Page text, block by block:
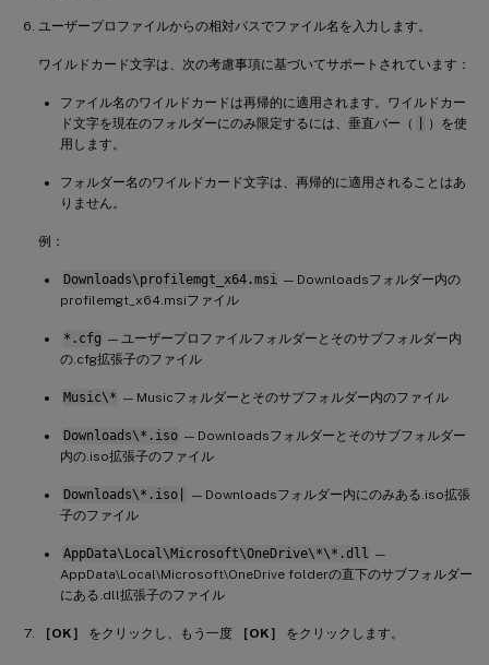
ユーザープロファイルからの相対パスでファイル名を入力します。
ワイルドカード文字は、次の考慮事項に基づいてサポートされています：
ファイル名のワイルドカードは再帰的に適用されます。ワイルドカー
ド文字を現在のフォルダーにのみ限定するには、垂直バー（
）を使
用します。
フォルダー名のワイルドカード文字は、再帰的に適用されることはあ
りません。
例：
Downloads\profilemgt_x64.msi — Downloadsフォルダー内の
profilemgt_x64.msiファイル
*.cfg — ユーザープロファイルフォルダーとそのサブフォルダー内
の.cfg拡張子のファイル
Music\* — Musicフォルダーとそのサブフォルダー内のファイル
Downloads\*.iso — Downloadsフォルダーとそのサブフォルダー
内の.iso拡張子のファイル
Downloads\*.iso|
— Downloadsフォルダー内にのみある.iso拡張
子のファイル
AppData\Local\Microsoft\OneDrive\*\*.dll
—
AppData\Local\Microsoft\OneDrive folderの直下のサブフォルダー
にある.dll拡張子のファイル
［OK］ をクリックし、もう一度 ［OK］ をクリックします。